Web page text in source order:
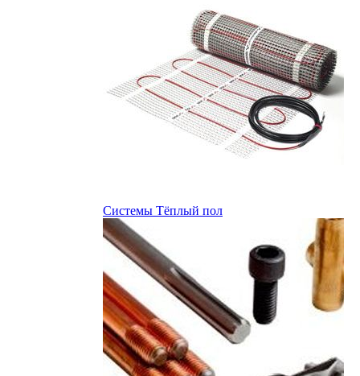
Системы Тёплый пол